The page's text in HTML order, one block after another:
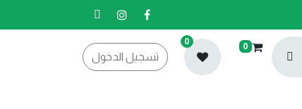
0
0
تسجيل الدخول